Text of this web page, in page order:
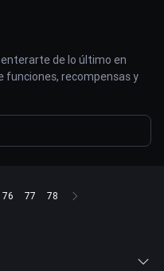
de lo último en
funciones, recompensas y
76 77 78